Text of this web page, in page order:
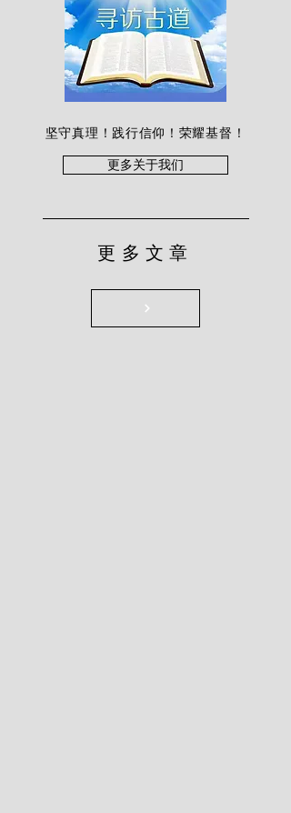
坚守真理！践行信仰！荣耀基督！
更多关于我们
更多文章